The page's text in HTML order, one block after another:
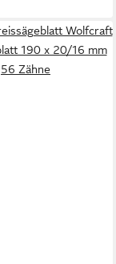
Wolfcraft
190 x 20/16 mm
56 Zähne